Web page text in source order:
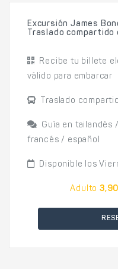
Excursión James
Traslado compartido
Recibe tu billete
válido para embarcar
Traslado
Guía en tailandés
francés / español
Disponible los
Adulto